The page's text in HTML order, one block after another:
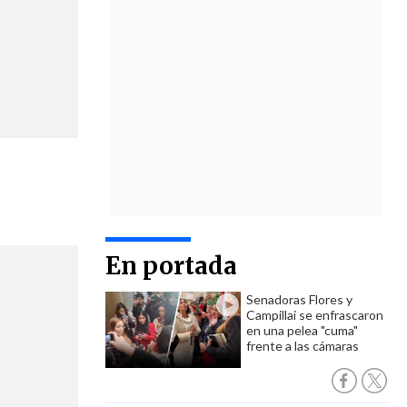
En portada
Senadoras Flores y
Campillai se enfrascaron
en una pelea "cuma"
frente a las cámaras